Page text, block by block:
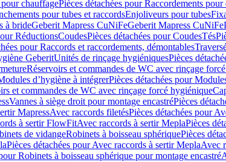
chauffagePièces détachées pour Raccordements
pour tubes et raccordsEnjoliveurs pour tubes
à brideGeberit Mapress CuNiFeGeberit Mapress CuNiFe
RéductionsCoudesPièces détachées pour CoudesTés
pour Raccords et raccordements, démontables
GeberitUnités de rinçage hygiéniquesPièces
Réservoirs et commandes de WC avec rinçage
d’hygiène à intégrerPièces détachées pour
et commandes de WC avec rinçage forcé hygiénique
Vannes à siège droit pour montage encastréPièces
MapressAvec raccords filetésPièces détachées pour
à sertir FlowFitAvec raccords à sertir MeplaPièces
de vidangeRobinets à boisseau sphériquePièces
Pièces détachées pour Avec raccords à sertir MeplaAvec
Robinets à boisseau sphérique pour montage encastré